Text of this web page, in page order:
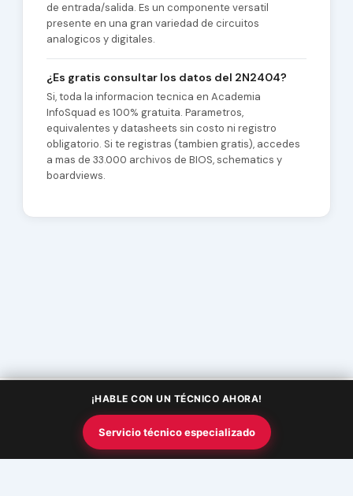
de entrada/salida. Es un componente versatil
presente en una gran variedad de circuitos
analogicos y digitales.
¿Es gratis consultar los datos del 2N2404?
Si, toda la informacion tecnica en Academia
InfoSquad es 100% gratuita. Parametros,
equivalentes y datasheets sin costo ni registro
obligatorio. Si te registras (tambien gratis), accedes
a mas de 33.000 archivos de BIOS, schematics y
boardviews.
Copyright © 2026 Academia InfoSquad | Powered by
para WordPress
¡HABLE CON UN TÉCNICO AHORA!
Servicio técnico especializado